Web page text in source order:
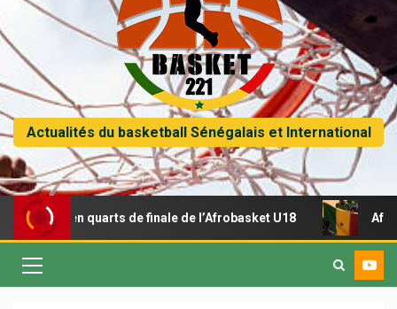
Actualités du basketball Sénégalais et International
en quarts de finale de l’Afrobasket U18 Afrobasket